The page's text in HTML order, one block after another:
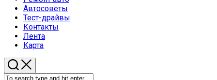
Автосоветы
Тест-драйвы
Контакты
Лента
Карта